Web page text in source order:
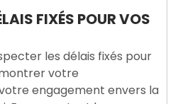
FIXÉS POUR VOS
les délais fixés pour
votre
engagement envers la